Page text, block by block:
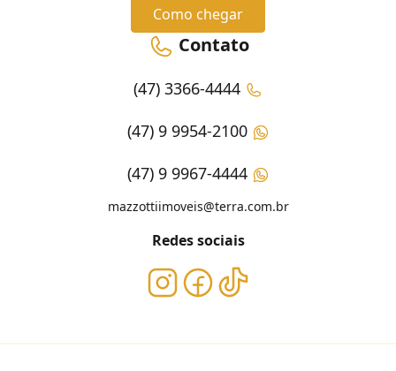
Como chegar
Contato
(47) 3366-4444
(47) 9 9954-2100
(47) 9 9967-4444
mazzottiimoveis@terra.com.br
Redes sociais